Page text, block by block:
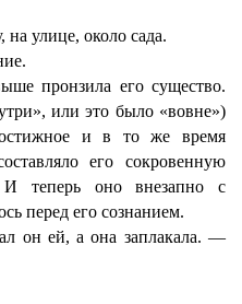
улице, около сада.
пронзила его существо.
или это было «вовне»)
и в то же время
его сокровенную
теперь оно внезапно с
перед его сознанием.
он ей, а она заплакала. —